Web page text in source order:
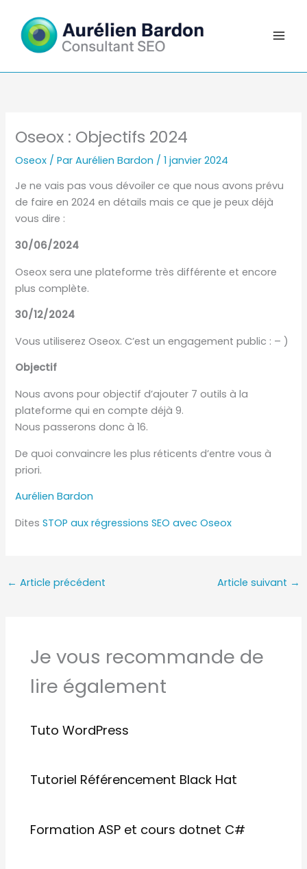
contenu
Oseox : Objectifs 2024
Oseox / ParAurélien Bardon /1 janvier 2024
Je ne vais pas vous dévoiler ce que nous avons prévu
de faire en 2024 en détails mais ce que je peux déjà
vous dire :
30/06/2024
Oseox sera une plateforme très différente et encore
plus complète.
30/12/2024
Vous utiliserez Oseox. C’est un engagement public : – )
Objectif
Nous avons pour objectif d’ajouter 7 outils à la
plateforme qui en compte déjà 9.
Nous passerons donc à 16.
De quoi convaincre les plus réticents d’entre vous à
priori.
Aurélien Bardon
DitesSTOP aux régressions SEO avec Oseox
← Article précédent Article suivant →
Je vous recommande de
lire également
Tuto WordPress
Tutoriel Référencement Black Hat
Formation ASP et cours dotnet C#